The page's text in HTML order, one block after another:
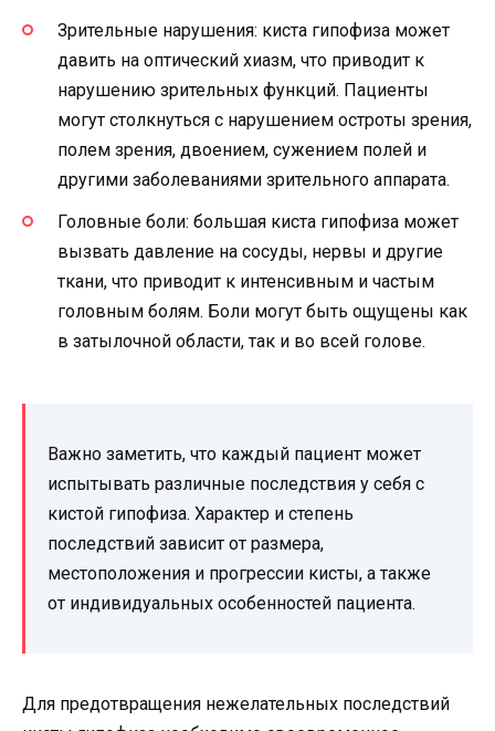
Зрительные нарушения: киста гипофиза может
давить на оптический хиазм, что приводит к
нарушению зрительных функций. Пациенты
могут столкнуться с нарушением остроты зрения,
полем зрения, двоением, сужением полей и
другими заболеваниями зрительного аппарата.
Головные боли: большая киста гипофиза может
вызвать давление на сосуды, нервы и другие
ткани, что приводит к интенсивным и частым
головным болям. Боли могут быть ощущены как
в затылочной области, так и во всей голове.
Важно заметить, что каждый пациент может
испытывать различные последствия у себя с
кистой гипофиза. Характер и степень
последствий зависит от размера,
местоположения и прогрессии кисты, а также
от индивидуальных особенностей пациента.
Для предотвращения нежелательных последствий